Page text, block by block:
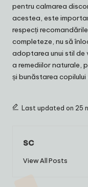
pentru calmarea
acestea, este
respecți
completeze, nu să
adoptarea unui stil
a remediilor naturale,
și bunăstarea copilului
Last updated on 25
sc
View All Posts